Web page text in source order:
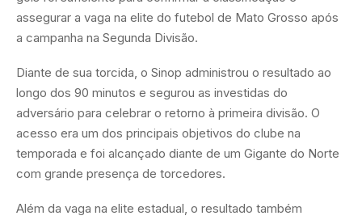
assegurar a vaga na elite do futebol de Mato Grosso após
a campanha na Segunda Divisão.
Diante de sua torcida, o Sinop administrou o resultado ao
longo dos 90 minutos e segurou as investidas do
adversário para celebrar o retorno à primeira divisão. O
acesso era um dos principais objetivos do clube na
temporada e foi alcançado diante de um Gigante do Norte
com grande presença de torcedores.
Além da vaga na elite estadual, o resultado também